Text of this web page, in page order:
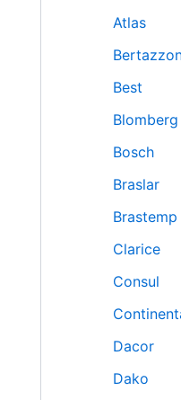
Atlas
Best
Blomberg
Bosch
Braslar
Brastemp
Clarice
Consul
Dacor
Dako